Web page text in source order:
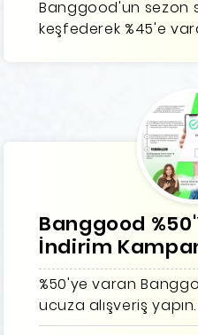
Banggood'un sezon
keşfederek %45'e
Banggood
İndirim
%50'ye varan
ucuza alışveriş yapın.